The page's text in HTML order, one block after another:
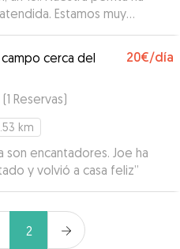
Estamos muy
jeje”
cerca del
20€/día
(1 Reservas)
km
son encantadores. Joe ha
y volvió a casa feliz”
2